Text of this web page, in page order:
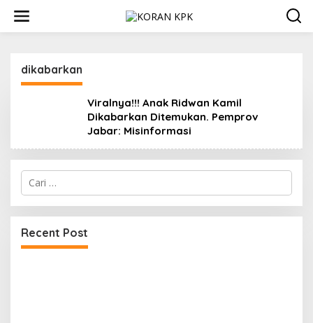
konten
dikabarkan
Viralnya!!! Anak Ridwan Kamil
Dikabarkan Ditemukan. Pemprov
Jabar: Misinformasi
Cari
untuk:
Recent Post